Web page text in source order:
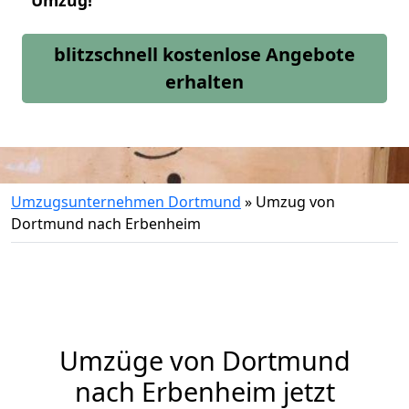
blitzschnell kostenlose Angebote
erhalten
Umzugsunternehmen Dortmund » Umzug von
Dortmund nach Erbenheim
Umzüge von Dortmund
nach Erbenheim jetzt